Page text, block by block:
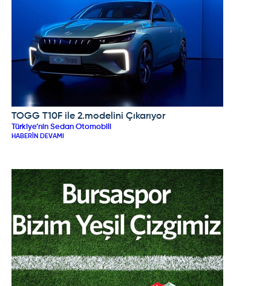
TOGG
TOGG T10F ile 2.modelini Çıkarıyor
Türkiye’nin Sedan Otomobili
HABERIN DEVAMI